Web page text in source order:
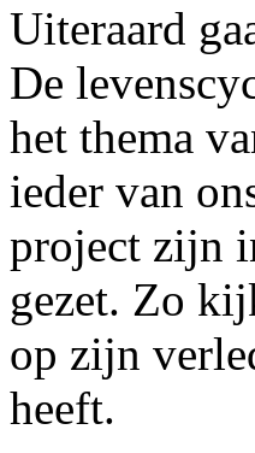
Uiteraard
De
het thema
ieder van
project zijn
gezet. Zo
op zijn
heeft.